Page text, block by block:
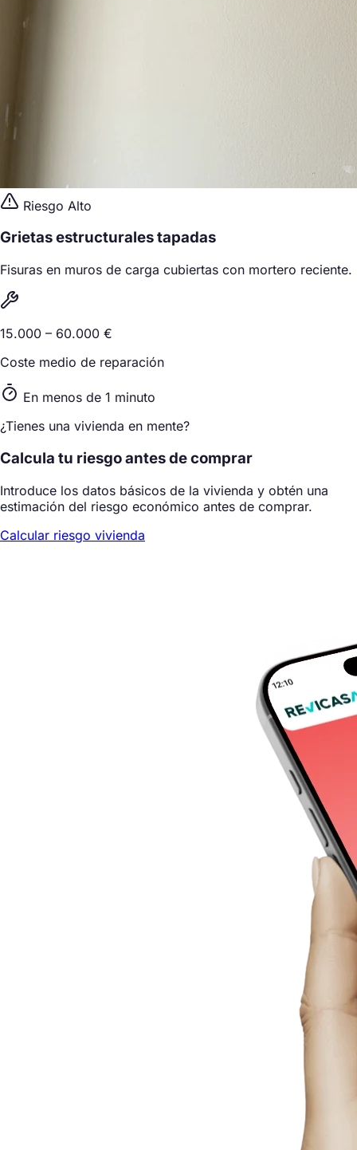
Riesgo Alto
Grietas estructurales tapadas
Fisuras en muros de carga cubiertas con mortero reciente.
15.000 – 60.000 €
Coste medio de reparación
En menos de 1 minuto
¿Tienes una vivienda en mente?
Calcula tu riesgo antes de comprar
Introduce los datos básicos de la vivienda y obtén una
estimación del riesgo económico antes de comprar.
Calcular riesgo vivienda